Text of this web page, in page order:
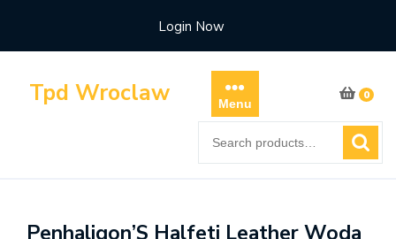
content
Login Now
Tpd Wroclaw Menu
0
for:
Penhaligon’S Halfeti Leather Woda